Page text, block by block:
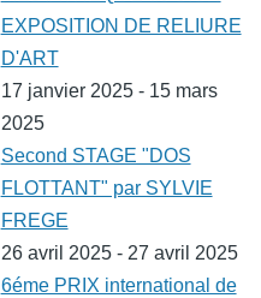
EXPOSITION DE RELIURE
D'ART
17 janvier 2025 - 15 mars
2025
Second STAGE "DOS
FLOTTANT" par SYLVIE
FREGE
26 avril 2025 - 27 avril 2025
6éme PRIX international de